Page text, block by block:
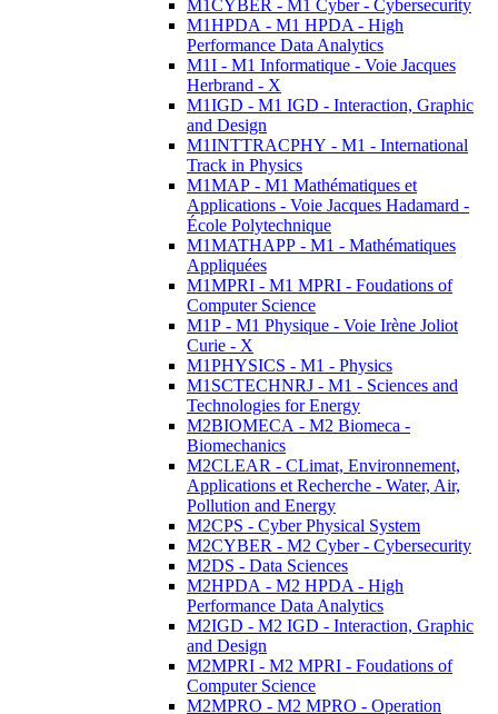
M1CYBER - M1 Cyber - Cybersecurity
M1HPDA - M1 HPDA - High
Performance Data Analytics
M1I - M1 Informatique - Voie Jacques
Herbrand - X
M1IGD - M1 IGD - Interaction, Graphic
and Design
M1INTTRACPHY - M1 - International
Track in Physics
M1MAP - M1 Mathématiques et
Applications - Voie Jacques Hadamard -
École Polytechnique
M1MATHAPP - M1 - Mathématiques
Appliquées
M1MPRI - M1 MPRI - Foudations of
Computer Science
M1P - M1 Physique - Voie Irène Joliot
Curie - X
M1PHYSICS - M1 - Physics
M1SCTECHNRJ - M1 - Sciences and
Technologies for Energy
M2BIOMECA - M2 Biomeca -
Biomechanics
M2CLEAR - CLimat, Environnement,
Applications et Recherche - Water, Air,
Pollution and Energy
M2CPS - Cyber Physical System
M2CYBER - M2 Cyber - Cybersecurity
M2DS - Data Sciences
M2HPDA - M2 HPDA - High
Performance Data Analytics
M2IGD - M2 IGD - Interaction, Graphic
and Design
M2MPRI - M2 MPRI - Foudations of
Computer Science
M2MPRO - M2 MPRO - Operation